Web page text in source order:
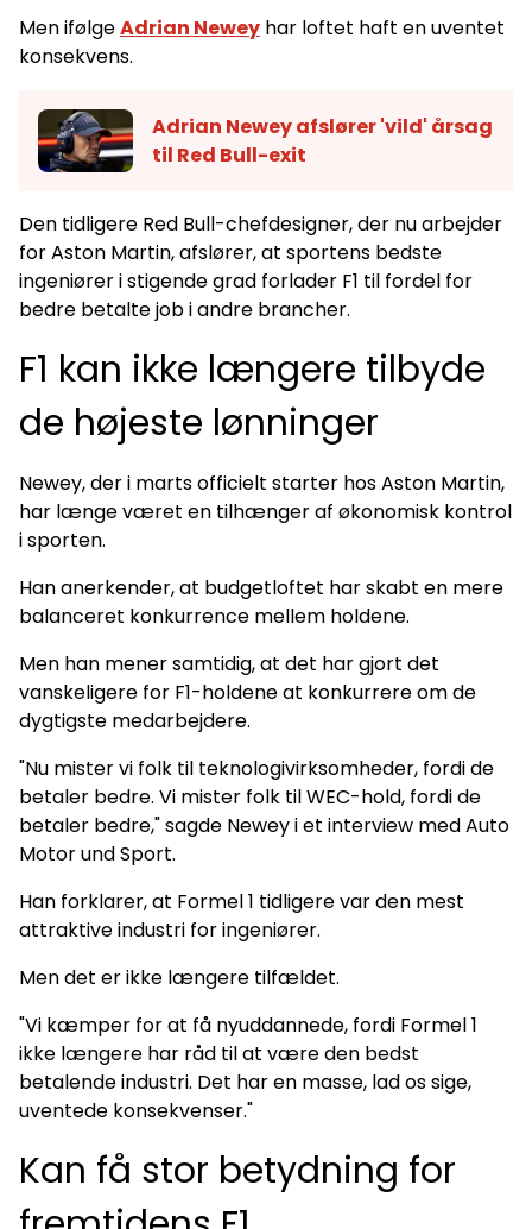
Men ifølgeAdrian Newey har loftet haft en uventet
konsekvens.
Adrian Newey afslører 'vild' årsag
til Red Bull-exit
Den tidligere Red Bull-chefdesigner, der nu arbejder
for Aston Martin, afslører, at sportens bedste
ingeniører i stigende grad forlader F1 til fordel for
bedre betalte job i andre brancher.
F1 kan ikke længere tilbyde
de højeste lønninger
Newey, der i marts officielt starter hos Aston Martin,
har længe været en tilhænger af økonomisk kontrol
i sporten.
Han anerkender, at budgetloftet har skabt en mere
balanceret konkurrence mellem holdene.
Men han mener samtidig, at det har gjort det
vanskeligere for F1-holdene at konkurrere om de
dygtigste medarbejdere.
"Nu mister vi folk til teknologivirksomheder, fordi de
betaler bedre. Vi mister folk til WEC-hold, fordi de
betaler bedre," sagde Newey i et interview med Auto
Motor und Sport.
Han forklarer, at Formel 1 tidligere var den mest
attraktive industri for ingeniører.
Men det er ikke længere tilfældet.
"Vi kæmper for at få nyuddannede, fordi Formel 1
ikke længere har råd til at være den bedst
betalende industri. Det har en masse, lad os sige,
uventede konsekvenser."
Kan få stor betydning for